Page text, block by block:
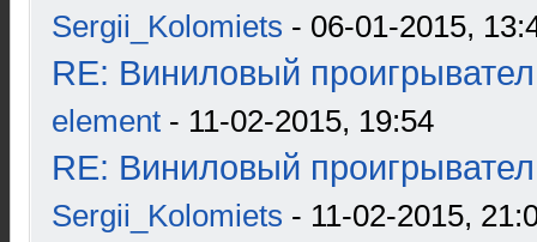
Sergii_Kolomiets - 06-01-2015,
RE: Виниловый
element - 11-02-2015, 19:54
RE: Виниловый
Sergii_Kolomiets - 11-02-2015,